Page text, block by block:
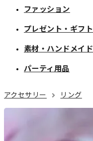
ファッション
プレゼント・ギフト
素材・ハンドメイド
パーティ用品
アクセサリー リング